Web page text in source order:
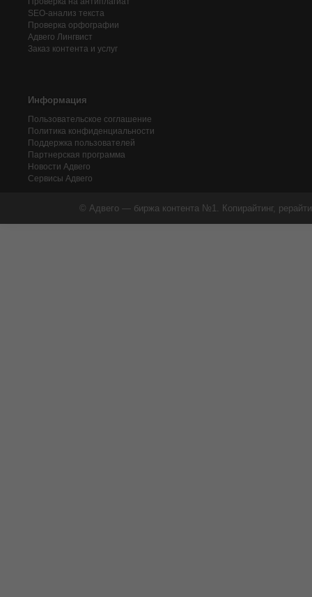
SEO-анализ текста
Проверка орфографии
Адвего Лингвист
Заказ контента и услуг
Информация
Пользовательское соглашение
Политика конфиденциальности
Поддержка пользователей
Партнерская программа
Новости Адвего
Сервисы Адвего
© Адвего — биржа контента №1. Копирайтинг,